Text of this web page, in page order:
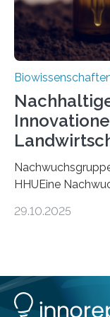
HHUEine
fünf Jahren
Insektenblume.
Technologie und
29.10.2025